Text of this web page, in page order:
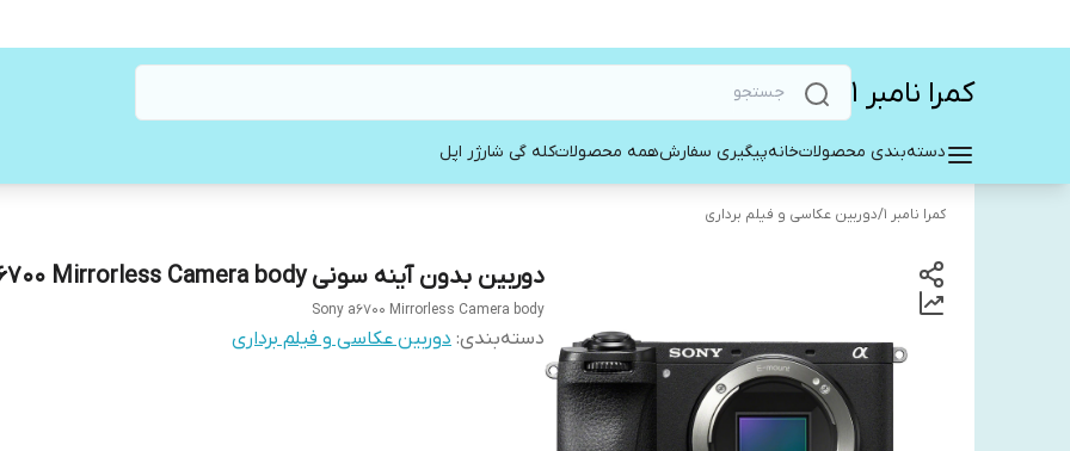
کمرا نامبر ۱
دسته‌بندی محصولاتخانهپیگیری سفارشهمه محصولاتکله گی شارژر اپل
کمرا نامبر ۱ /دوربین عکاسی و فیلم برداری
دوربین بدون آینه سونی Sony a6700 Mirrorless Camera body
Sony a6700 Mirrorless Camera body
دسته‌بندی: دوربین عکاسی و فیلم برداری